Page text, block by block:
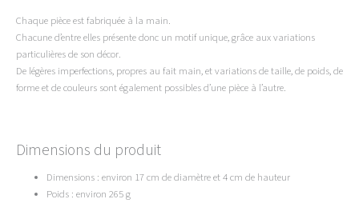
Chaque pièce est fabriquée à la main.
Chacune d’entre elles présente donc un motif unique, grâce aux variations
particulières de son décor.
De légères imperfections, propres au fait main, et variations de taille, de poids, de
forme et de couleurs sont également possibles d’une pièce à l’autre.
Dimensions du produit
Dimensions : environ 17 cm de diamètre et 4 cm de hauteur
Poids : environ 265 g